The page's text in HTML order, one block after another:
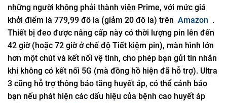
những người không phải thành viên Prime, với mức giá
khởi điểm là 779,99 đô la (giảm 20 đô la) trên Amazon .
Thiết bị đeo được nâng cấp này có thời lượng pin lên đến
42 giờ (hoặc 72 giờ ở chế độ Tiết kiệm pin), màn hình lớn
hơn một chút và kết nối vệ tinh, cho phép bạn gửi tin nhắn
khi không có kết nối 5G (mà đồng hồ hiện đã hỗ trợ). Ultra
3 cũng hỗ trợ thông báo tăng huyết áp, có thể cảnh báo
bạn nếu phát hiện các dấu hiệu của bệnh cao huyết áp